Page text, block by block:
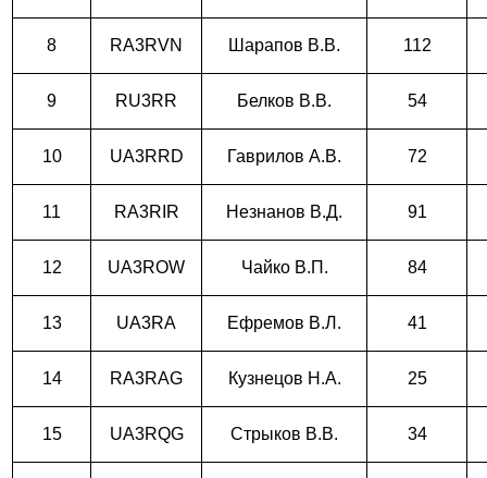
8 RA3RVN Шарапов В.В. 112
9 RU3RR Белков В.В. 54
10 UA3RRD Гаврилов А.В. 72
11 RA3RIR Незнанов В.Д. 91
12 UA3ROW Чайко В.П. 84
13 UA3RA Ефремов В.Л. 41
14 RA3RAG Кузнецов Н.А. 25
15 UA3RQG Стрыков В.В. 34